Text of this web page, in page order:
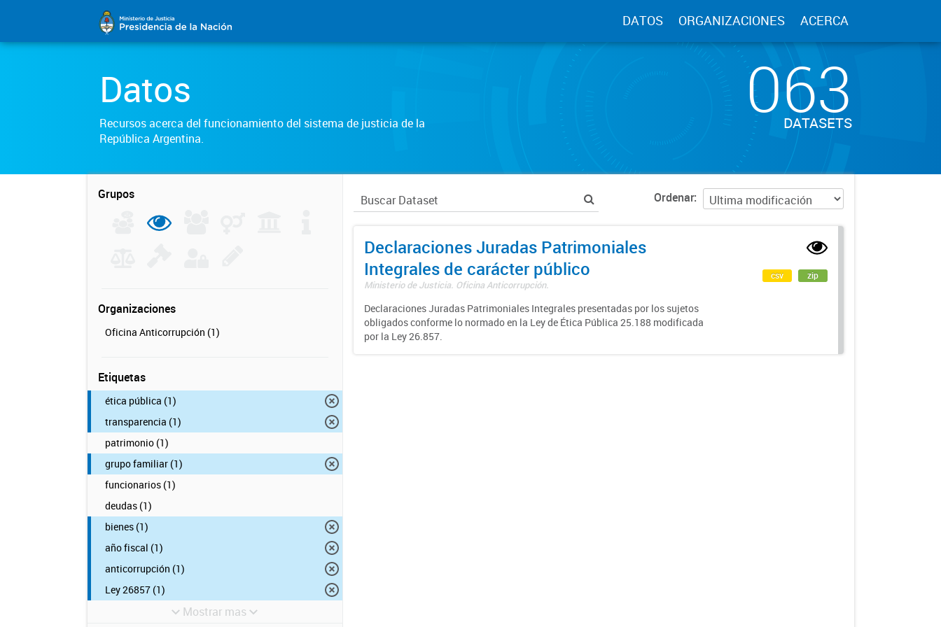
DATOS ORGANIZACIONES ACERCA
Datos
Recursos acerca del funcionamiento del sistema de justicia de la
República Argentina.
063
DATASETS
Grupos
Organizaciones
Oficina Anticorrupción (1)
Etiquetas
ética pública (1)
transparencia (1)
patrimonio (1)
grupo familiar (1)
funcionarios (1)
deudas (1)
bienes (1)
año fiscal (1)
anticorrupción (1)
Ley 26857 (1)
Mostrar mas
Ordenar
Declaraciones Juradas Patrimoniales
Integrales de carácter público
Ministerio de Justicia. Oficina Anticorrupción.
Declaraciones Juradas Patrimoniales Integrales presentadas por los sujetos
obligados conforme lo normado en la Ley de Ética Pública 25.188 modificada
por la Ley 26.857.
csv zip